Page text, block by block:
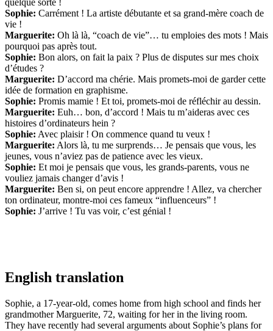
quelque sorte !
Sophie: Carrément ! La artiste débutante et sa grand-mère coach de
vie !
Marguerite: Oh là là, “coach de vie”… tu emploies des mots ! Mais
pourquoi pas après tout.
Sophie: Bon alors, on fait la paix ? Plus de disputes sur mes choix
d’études ?
Marguerite: D’accord ma chérie. Mais promets-moi de garder cette
idée de formation en graphisme.
Sophie: Promis mamie ! Et toi, promets-moi de réfléchir au dessin.
Marguerite: Euh… bon, d’accord ! Mais tu m’aideras avec ces
histoires d’ordinateurs hein ?
Sophie: Avec plaisir ! On commence quand tu veux !
Marguerite: Alors là, tu me surprends… Je pensais que vous, les
jeunes, vous n’aviez pas de patience avec les vieux.
Sophie: Et moi je pensais que vous, les grands-parents, vous ne
vouliez jamais changer d’avis !
Marguerite: Ben si, on peut encore apprendre ! Allez, va chercher
ton ordinateur, montre-moi ces fameux “influenceurs” !
Sophie: J’arrive ! Tu vas voir, c’est génial !
English translation
Sophie, a 17-year-old, comes home from high school and finds her
grandmother Marguerite, 72, waiting for her in the living room.
They have recently had several arguments about Sophie’s plans for